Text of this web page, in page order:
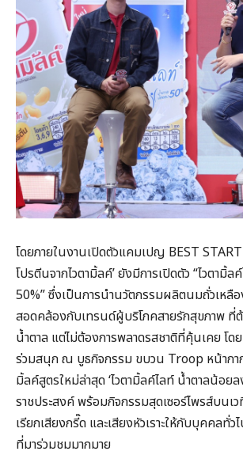
โดยภายในงานเปิดตัวแคมเปญ BEST
โปรตีนจากไวตามิ้ลค์’ ยังมีการเปิดตัว “ไวตามิ้
50%” ซึ่งเป็นการนำนวัตกรรมผลิตนมถั่วเหลื
สอดคล้องกับเทรนด์ผู้บริโภคสายรักสุขภาพ ที่
น้ำตาล แต่ไม่ต้องการพลาดรสชาติที่คุ้นเคย โด
ร่วมสนุก ณ บูธกิจกรรม ขบวน Troop หน้ากาก
มิ้ลค์สูตรใหม่ล่าสุด ‘ไวตามิ้ลค์ไลท์ น้ำตาลน้อย
ราชประสงค์ พร้อมกิจกรรมสุดเซอร์ไพรส์บนเ
เรียกเสียงกรี๊ด และเสียงหัวเราะให้กับบุคคลทั่
ที่มาร่วมชมมากมาย